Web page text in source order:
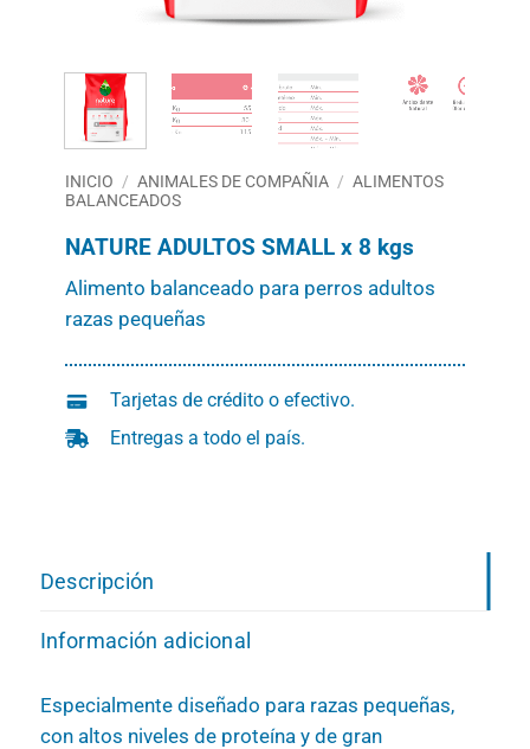
INICIO / ANIMALES DE COMPAÑIA / ALIMENTOS
BALANCEADOS
NATURE ADULTOS SMALL x 8 kgs
Alimento balanceado para perros adultos
razas pequeñas
Tarjetas de crédito o efectivo.
Entregas a todo el país.
Descripción
Información adicional
Especialmente diseñado para razas pequeñas,
con altos niveles de proteína y de gran